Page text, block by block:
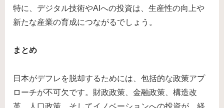
特に、デジタル技術やAIへの投資は、生産性の向上や
新たな産業の育成につながるでしょう。
まとめ
日本がデフレを脱却するためには、包括的な政策アプ
ローチが不可欠です。財政政策、金融政策、構造改